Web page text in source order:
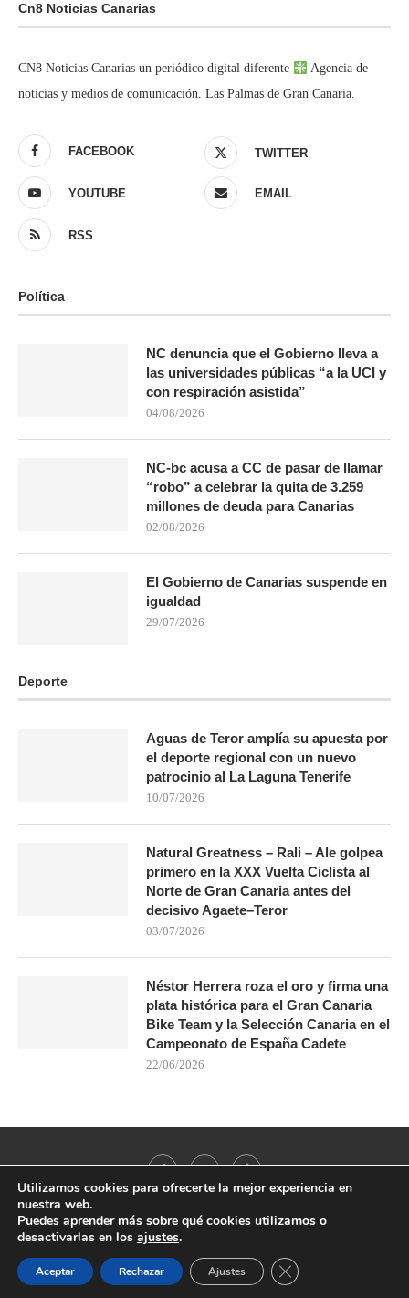
Cn8 Noticias Canarias
CN8 Noticias Canarias un periódico digital diferente
Agencia de
noticias y medios de comunicación. Las Palmas de Gran Canaria.
FACEBOOK TWITTER
YOUTUBE EMAIL
RSS
Política
NC denuncia que el Gobierno lleva a
las universidades públicas “a la UCI y
con respiración asistida”
04/08/2026
NC-bc acusa a CC de pasar de llamar
“robo” a celebrar la quita de 3.259
millones de deuda para Canarias
02/08/2026
El Gobierno de Canarias suspende en
igualdad
29/07/2026
Deporte
Aguas de Teror amplía su apuesta por
el deporte regional con un nuevo
patrocinio al La Laguna Tenerife
10/07/2026
Natural Greatness – Rali – Ale golpea
primero en la XXX Vuelta Ciclista al
Norte de Gran Canaria antes del
decisivo Agaete–Teror
03/07/2026
Néstor Herrera roza el oro y firma una
plata histórica para el Gran Canaria
Bike Team y la Selección Canaria en el
Campeonato de España Cadete
22/06/2026
@2021 - All Right Reserved. Designed and Developed by
BACK TO TOP
Utilizamos cookies para ofrecerte la mejor experiencia en
nuestra web.
Puedes aprender más sobre qué cookies utilizamos o
desactivarlas en los ajustes.
Aceptar Rechazar Ajustes CERRAR EL